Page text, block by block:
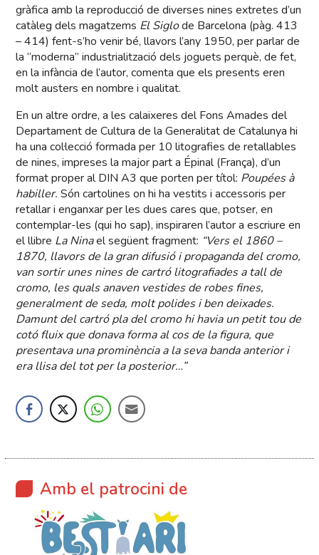
gràfica amb la reproducció de diverses nines extretes d’un
catàleg dels magatzems El Siglode Barcelona (pàg. 413
– 414) fent-s’ho venir bé, llavors l’any 1950, per parlar de
la “moderna” industrialització dels joguets perquè, de fet,
en la infància de l’autor, comenta que els presents eren
molt austers en nombre i qualitat.
En un altre ordre, a les calaixeres del Fons Amades del
Departament de Cultura de la Generalitat de Catalunya hi
ha una col·lecció formada per 10 litografies de retallables
de nines, impreses la major part a Épinal (França), d’un
format proper al DIN A3 que porten per títol: Poupées à
habiller. Són cartolines on hi ha vestits i accessoris per
retallar i enganxar per les dues cares que, potser, en
contemplar-les (qui ho sap), inspiraren l’autor a escriure en
el llibre La Ninael següent fragment: “Vers el 1860 –
1870, llavors de la gran difusió i propaganda del cromo,
van sortir unes nines de cartró litografiades a tall de
cromo, les quals anaven vestides de robes fines,
generalment de seda, molt polides i ben deixades.
Damunt del cartró pla del cromo hi havia un petit tou de
cotó fluix que donava forma al cos de la figura, que
presentava una prominència a la seva banda anterior i
era llisa del tot per la posterior…”
Amb el patrocini de